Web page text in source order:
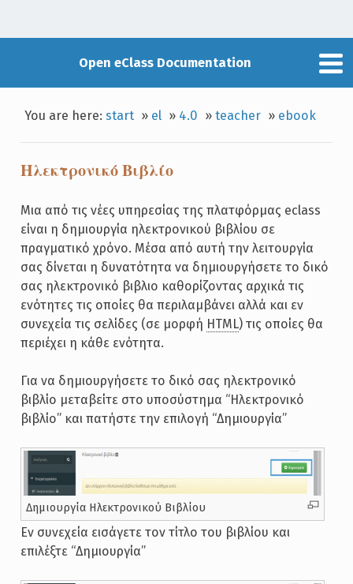
Open eClass Documentation
You are here:start » el » 4.0 »teacher » ebook
Ηλεκτρονικό Βιβλίο
Μια από τις νέες υπηρεσίας της πλατφόρμας eclass
είναι η δημιουργία ηλεκτρονικού βιβλίου σε
πραγματικό χρόνο. Μέσα από αυτή την λειτουργία
σας δίνεται η δυνατότητα να δημιουργήσετε το δικό
σας ηλεκτρονικό βιβλιο καθορίζοντας αρχικά τις
ενότητες τις οποίες θα περιλαμβάνει αλλά και εν
συνεχεία τις σελίδες (σε μορφή HTML) τις οποίες θα
περιέχει η κάθε ενότητα.
Για να δημιουργήσετε το δικό σας ηλεκτρονικό
βιβλίο μεταβείτε στο υποσύστημα “Ηλεκτρονικό
βιβλίο” και πατήστε την επιλογή “Δημιουργία”
Δημιουργία Ηλεκτρονικού Βιβλίου
Εν συνεχεία εισάγετε τον τίτλο του βιβλίου και
επιλέξτε “Δημιουργία”